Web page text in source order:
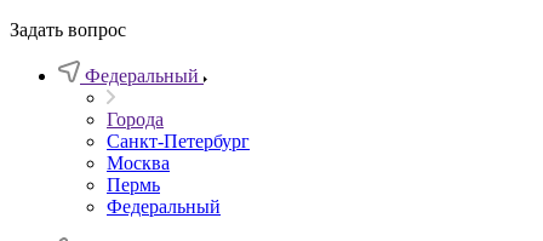
Задать вопрос
Федеральный
Города
Санкт-Петербург
Москва
Пермь
Федеральный